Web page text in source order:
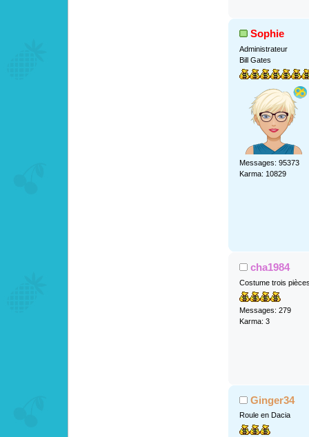
Sophie
Administrateur
Bill Gates
Messages: 95373
Karma: 10829
cha1984
Costume trois
Messages: 279
Karma: 3
Ginger34
Roule en Dacia